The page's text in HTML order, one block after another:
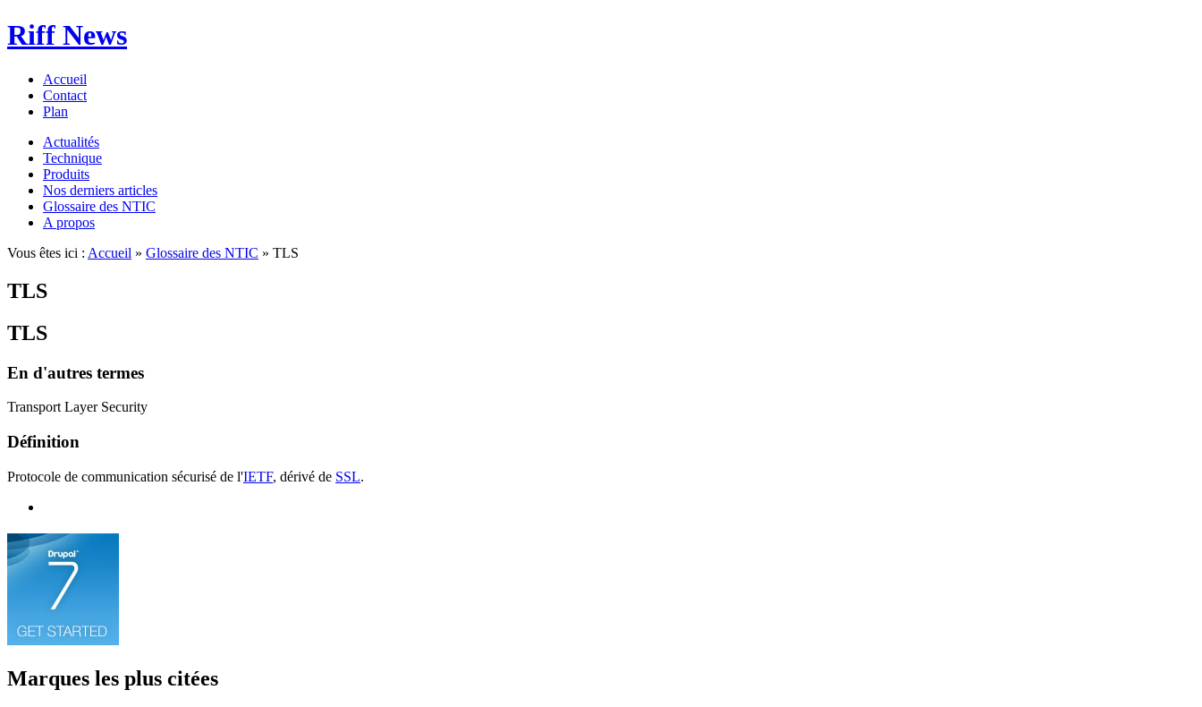
Riff News
Accueil
Contact
Plan
Actualités
Technique
Produits
Nos derniers articles
Glossaire des NTIC
A propos
Vous êtes ici : Accueil » Glossaire des NTIC » TLS
TLS
TLS
En d'autres termes
Transport Layer Security
Définition
Protocole de communication sécurisé de l'IETF, dérivé de SSL.
Marques les plus citées